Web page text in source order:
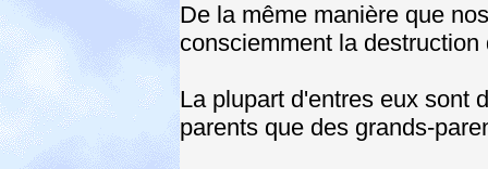
De la même manière que
consciemment la destruction
La plupart d'entres eux sont
parents que des grands-